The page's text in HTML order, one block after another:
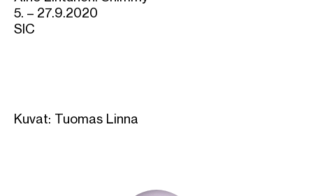
5. – 27.9.2020
SIC
Kuvat: Tuomas Linna